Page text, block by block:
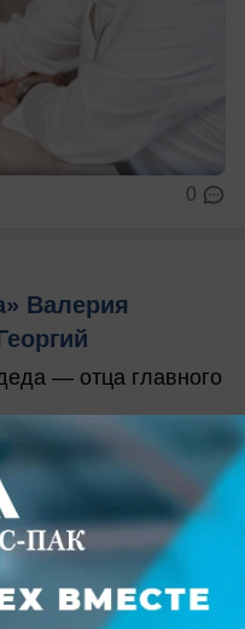
0
Валерия
— отца главного